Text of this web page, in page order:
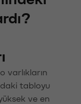
varlıkların
tabloyu
ve en